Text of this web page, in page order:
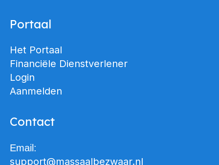
Portaal
Het Portaal
Financiële Dienstverlener
Login
Aanmelden
Contact
Email:
support@massaalbezwaar.nl